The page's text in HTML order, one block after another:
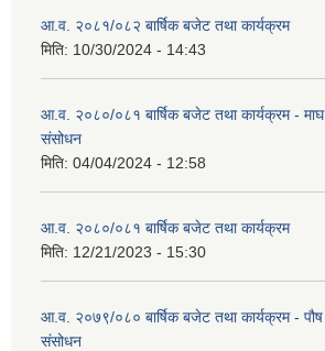
आ.व. २०८१/०८२ बार्षिक बजेट तथा कार्यक्रम
मिति: 10/30/2024 - 14:43
आ.व. २०८०/०८१ बार्षिक बजेट तथा कार्यक्रम - माघ
संसोधन
मिति: 04/04/2024 - 12:58
आ.व. २०८०/०८१ बार्षिक बजेट तथा कार्यक्रम
मिति: 12/21/2023 - 15:30
आ.व. २०७९/०८० बार्षिक बजेट तथा कार्यक्रम - पौष
संसोधन